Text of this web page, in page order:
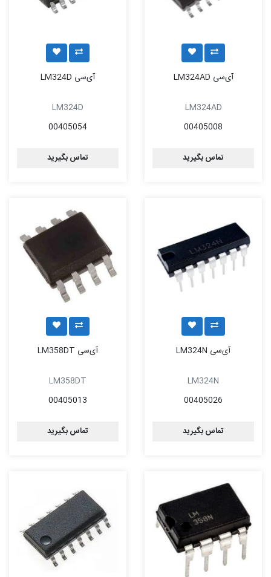
آی‌سی LM324AD
LM324AD
00405008
تماس بگیرید
آی‌سی LM324D
LM324D
00405054
تماس بگیرید
آی‌سی LM324N
LM324N
00405026
تماس بگیرید
آی‌سی LM358DT
LM358DT
00405013
تماس بگیرید